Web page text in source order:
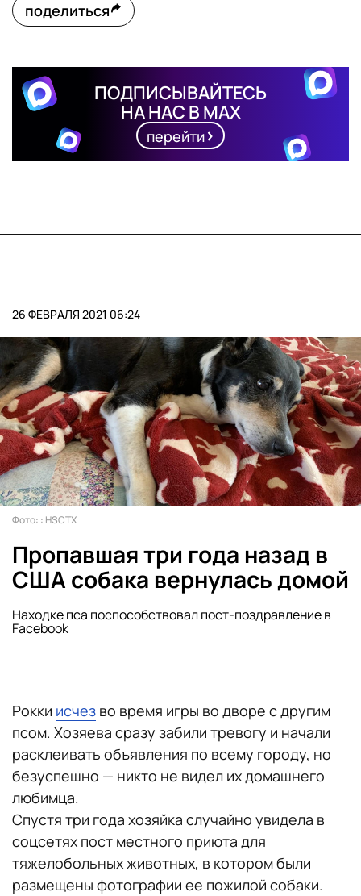
поделиться
ПОДПИСЫВАЙТЕСЬ
НА НАС В MAX
перейти
26 ФЕВРАЛЯ 2021 06:24
Фото: : HSCTX
Пропавшая три года назад в
США собака вернулась домой
Находке пса поспособствовал пост-поздравление в
Facebook
Рокки исчез во время игры во дворе с другим
псом. Хозяева сразу забили тревогу и начали
расклеивать объявления по всему городу, но
безуспешно — никто не видел их домашнего
любимца.
Спустя три года хозяйка случайно увидела в
соцсетях пост местного приюта для
тяжелобольных животных, в котором были
размещены фотографии ее пожилой собаки.